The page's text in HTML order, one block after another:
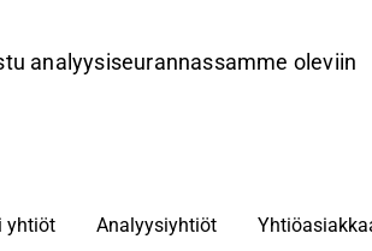
analyysiseurannassamme oleviin
yhtiöt Analyysiyhtiöt